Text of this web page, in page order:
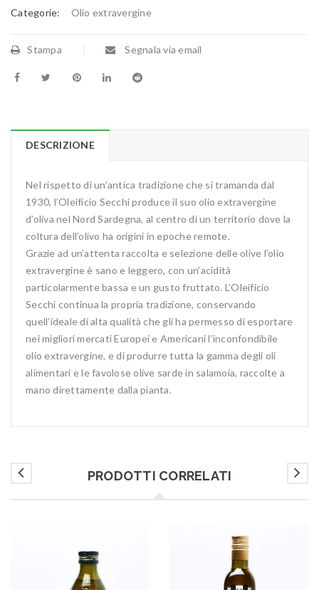
Categorie: Olio extravergine
Stampa Segnala via email
DESCRIZIONE
Nel rispetto di un’antica tradizione che si tramanda dal
1930, l’Oleificio Secchi produce il suo olio extravergine
d’oliva nel Nord Sardegna, al centro di un territorio dove la
coltura dell’olivo ha origini in epoche remote.
Grazie ad un’attenta raccolta e selezione delle olive l’olio
extravergine è sano e leggero, con un’acidità
particolarmente bassa e un gusto fruttato. L’Oleificio
Secchi continua la propria tradizione, conservando
quell’ideale di alta qualità che gli ha permesso di esportare
nei migliori mercati Europei e Americani l’inconfondibile
olio extravergine, e di produrre tutta la gamma degli oli
alimentari e le favolose olive sarde in salamoia, raccolte a
mano direttamente dalla pianta.
PRODOTTI CORRELATI